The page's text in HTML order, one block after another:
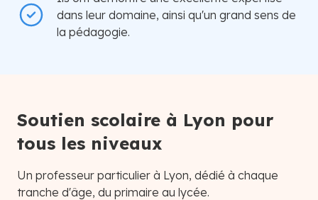
dans leur domaine, ainsi qu'un grand sens de
la pédagogie.
Soutien scolaire à Lyon pour
tous les niveaux
Un professeur particulier à Lyon, dédié à chaque
tranche d'âge, du primaire au lycée.